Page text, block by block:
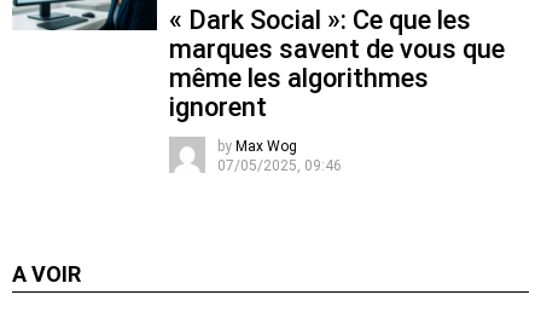
« Dark Social »: Ce que les
marques savent de vous que
même les algorithmes
ignorent
by Max Wog
07/05/2025, 09:46
A VOIR